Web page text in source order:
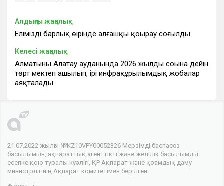
Алдыңғы жаңалық
Еліміздің барлық өңірінде алғашқы қоңырау соғылды
Келесі жаңалық
Алматының Алатау ауданында 2026 жылдың соңына дейін
төрт мектеп ашылып, ірі инфрақұрылымдық жобалар
аяқталады
21.07.2022 жылғы №KZ10VPY00052326 Мерзімді баспасөз
басылымын, ақпараттық агенттікті және желілік басылымды
есепке қою туралы куәлігі, ҚР Ақпарат және қоғамдық даму
министрлігінің Ақпарат комитетімен берілген.